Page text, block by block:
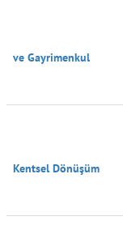
ve Gayrimenkul
Kentsel Dönüşüm